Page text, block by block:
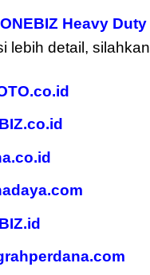
ONEBIZ Heavy
lebih detail,